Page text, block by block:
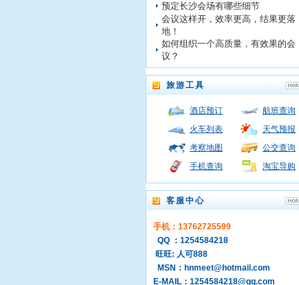
预定长沙会场有哪些细节
会议这样开，效率更高，结果更落
地！
如何组织一个高质量，有效果的会
议？
旅游工具
酒店预订
航班查询
火车列表
天气预报
考察地图
公交查询
手机查询
淘宝导购
客服中心
手机：13762725599
QQ ：1254584218
旺旺: 人可888
MSN：hnmeet@hotmail.com
E-MAIL：1254584218@qq.com